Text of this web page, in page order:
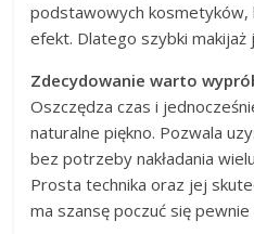
podstawowych kosmetyków,
efekt. Dlatego szybki
Zdecydowanie warto
Oszczędza czas i
naturalne piękno. Pozwala
bez potrzeby nakładania
Prosta technika oraz jej
ma szansę poczuć się